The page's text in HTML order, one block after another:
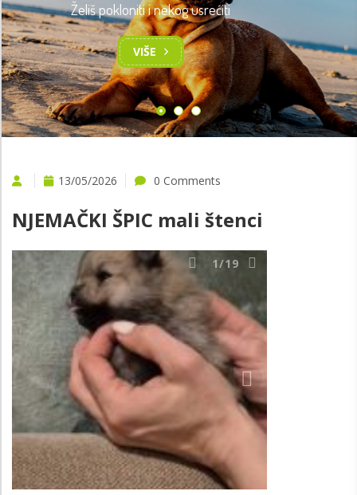
Želiš pokloniti i nekog usrećiti
VIŠE
TRENING OSNOVA POSLUŠNOSTI
PASA
VIŠE
13/05/2026 0 Comments
NJEMAČKI ŠPIC mali štenci
1/19